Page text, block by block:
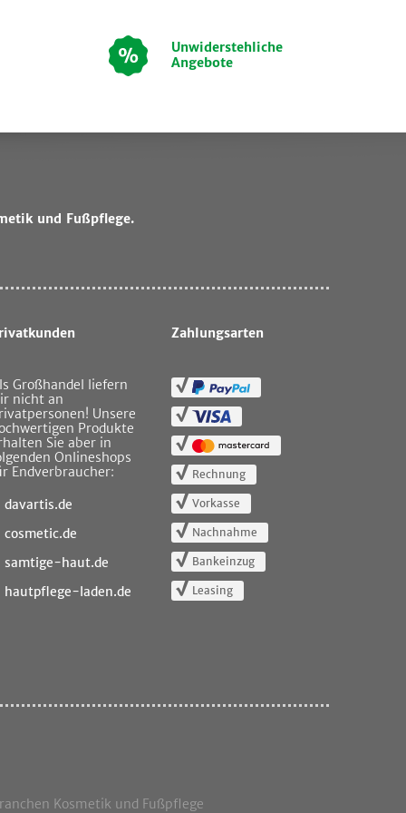
Unwiderstehliche
Angebote
und Fußpflege.
Großhandel liefern
nicht an
Unsere
Produkte
Sie aber in
Onlineshops
Endverbraucher:
davartis.de
cosmetic.de
samtige-haut.de
hautpflege-laden.de
Zahlungsarten
Rechnung
Vorkasse
Nachnahme
Bankeinzug
Leasing
Kosmetik und Fußpflege